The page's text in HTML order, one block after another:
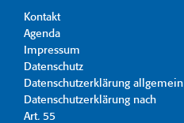
Kontakt
Agenda
Impressum
Datenschutz
Datenschutzerklärung allgemein
Datenschutzerklärung nach
Art. 55